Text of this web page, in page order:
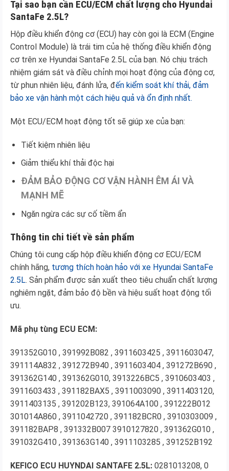
Tại sao bạn cần ECU/ECM chất lượng cho Hyundai
SantaFe 2.5L?
Hộp điều khiển động cơ (ECU) hay còn gọi là ECM (Engine
Control Module) là trái tim của hệ thống điều khiển động
cơ trên xe Hyundai SantaFe 2.5L của bạn. Nó chịu trách
nhiệm giám sát và điều chỉnh mọi hoạt động của động cơ,
từ phun nhiên liệu, đánh lửa, đến kiểm soát khí thải, đảm
bảo xe vận hành một cách hiệu quả và ổn định nhất.
Một ECU/ECM hoạt động tốt sẽ giúp xe của bạn:
Tiết kiệm nhiên liệu
Giảm thiểu khí thải độc hại
ĐẢM BẢO ĐỘNG CƠ VẬN HÀNH ÊM ÁI VÀ
MẠNH MẼ
Ngăn ngừa các sự cố tiềm ẩn
Thông tin chi tiết về sản phẩm
Chúng tôi cung cấp hộp điều khiển động cơ ECU/ECM
chính hãng, tương thích hoàn hảo với xe Hyundai SantaFe
2.5L. Sản phẩm được sản xuất theo tiêu chuẩn chất lượng
nghiêm ngặt, đảm bảo độ bền và hiệu suất hoạt động tối
ưu.
Mã phụ tùng ECU ECM:
391352G010 , 391992B082 , 3911603425 , 3911603047,
391114A832 , 391272B940 , 3911603404 , 391272B690 ,
391362G140 , 391362G010, 3913226BC5 , 3910603403 ,
3911603433 , 391182BAX5 , 3911003090 , 3911403120,
3911403135 , 391202B123, 391064A100 , 391222B012
301014A860 , 3911042720 , 391182BCR0 , 3910303009 ,
391182BAP8 , 391332B007 3910127820 , 391362G010 ,
391032G410 , 391363G140 , 3911103285 , 391252B192
KEFICO ECU HUYNDAI SANTAFE 2.5L: 0281013208, 0